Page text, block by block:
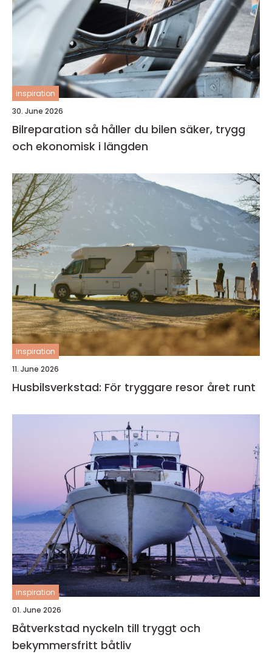
inspiration
30. June 2026
Bilreparation så håller du bilen säker, trygg
och ekonomisk i längden
inspiration
11. June 2026
Husbilsverkstad: För tryggare resor året runt
inspiration
01. June 2026
Båtverkstad nyckeln till tryggt och
bekymmersfritt båtliv